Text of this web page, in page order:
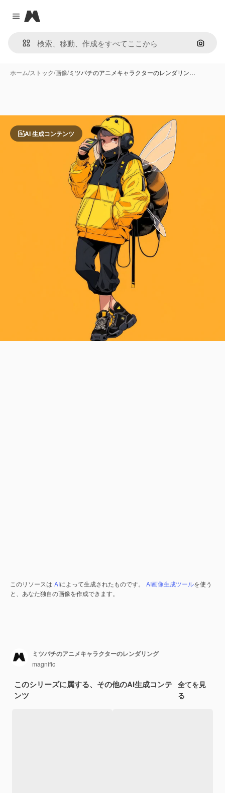
Close menu
Magnific
画像で
ホーム/ストック/画像/ミツバチのアニメキャラクターのレンダリン…
AI 生成コンテンツ
このリソースは AIによって生成されたものです。 AI画像生成ツールを使う
と、あなた独自の画像を作成できます。
ミツバチのアニメキャラクターのレンダリング
magnific
このシリーズに属する、その他のAI生成コンテ
ンツ
全てを見
る